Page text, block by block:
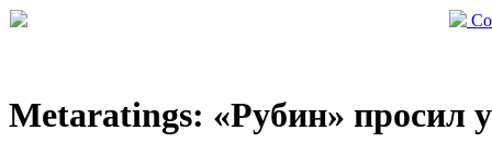
Metaratings: «Рубин» просил у